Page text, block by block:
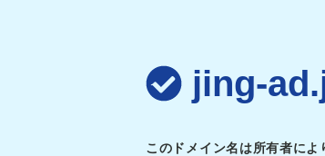
jing-
このドメイン名は所有者によ